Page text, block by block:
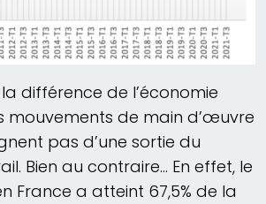
différence de l’économie
mouvements de main d’œuvre
pas d’une sortie du
Bien au contraire… En effet, le
France a atteint 67,5% de la